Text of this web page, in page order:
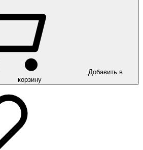
Добавить в
корзину